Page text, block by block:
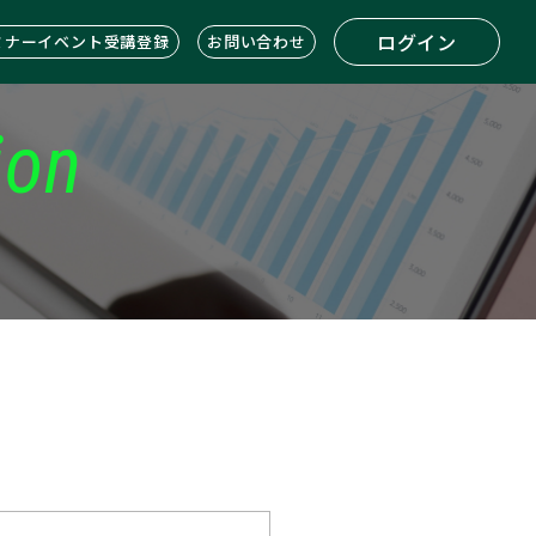
ナーイベント受講登録 お問い合わせ ログイン